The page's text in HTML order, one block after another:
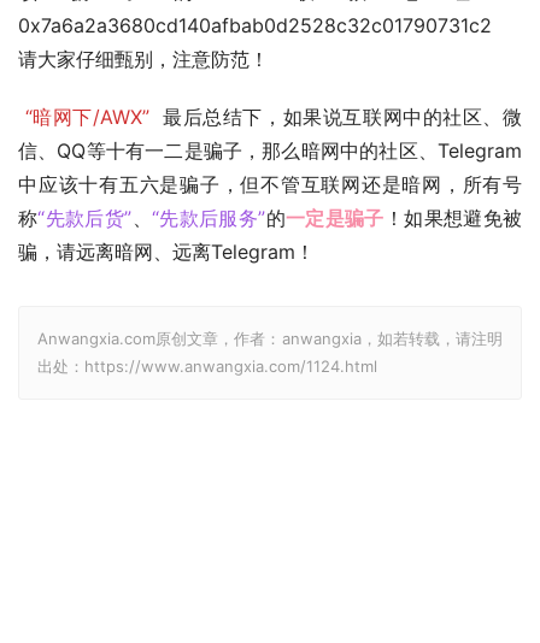
0x7a6a2a3680cd140afbab0d2528c32c01790731c2
请大家仔细甄别，注意防范！
“暗网下/AWX”
  最后总结下，如果说互联网中的社区、微
信、QQ等十有一二是骗子，那么暗网中的社区、Telegram
中应该十有五六是骗子，但不管互联网还是暗网，所有号
称“先款后货”、 “先款后服务”的一定是骗子 ！如果想避免被
骗，请远离暗网、远离Telegram！
Anwangxia.com原创文章，作者：anwangxia，如若转载，请注明
出处：https://www.anwangxia.com/1124.html